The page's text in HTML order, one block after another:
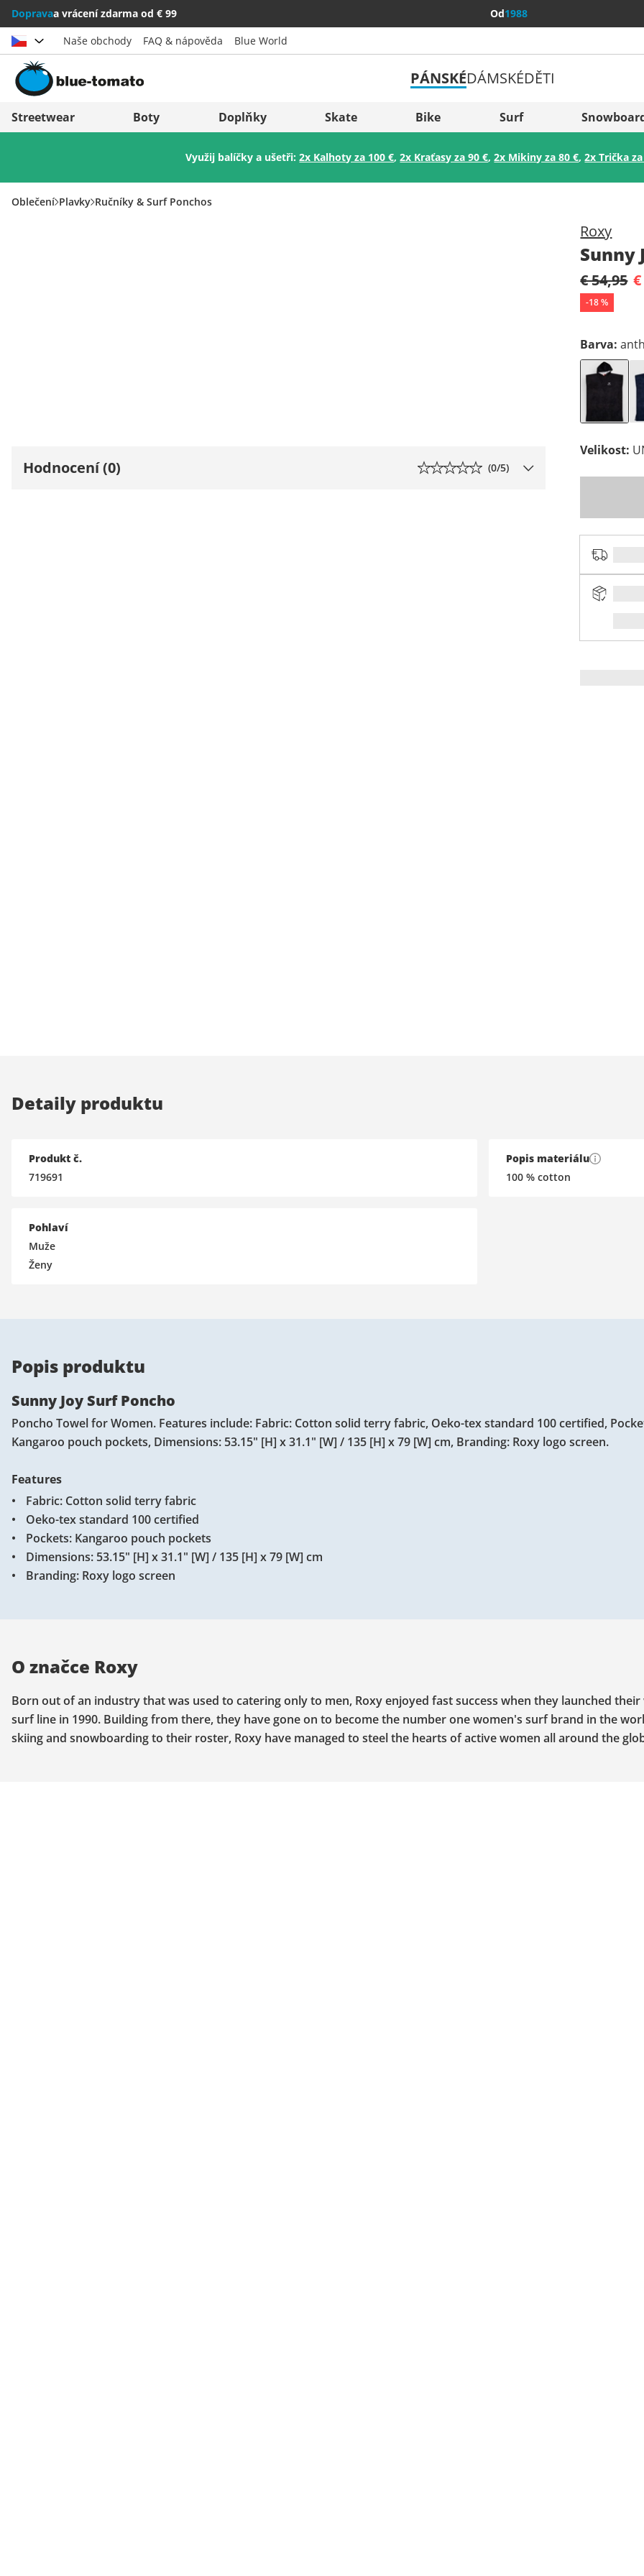
Dopravaa vrácení zdarma od € 99 Od1988
Vybrat zemi
Österreich
Italia (Italiano)
Italien (Deutsch)
Slovenija
België (Nederlands)
Naše obchody FAQ & nápověda Blue World
PÁNSKÉDÁMSKÉDĚTI
Streetwear Boty Doplňky Skate Bike Surf
Využij balíčky a ušetři:2x Kalhoty za 100 €,2x Kraťasy za 90 €,2x Mikiny za 80 €,2x Trička
Oblečení Plavky Ručníky & Surf Ponchos
Roxy
Sunny
€ 54,95
-18%
Barva:
Velikost:
Hodnocení (0) (0/5)
Detaily produktu
Produkt č.
719691
Pohlaví
Muže
Ženy
Popis materiálu
100 % cotton
Popis produktu
Sunny Joy Surf Poncho
Poncho Towel for Women. Features include: Fabric: Cotton solid terry fabric, Oeko-tex standard 100 certified,
Kangaroo pouch pockets, Dimensions: 53.15" [H] x 31.1" [W] / 135 [H] x 79 [W] cm, Branding: Roxy logo screen.
Features
Fabric: Cotton solid terry fabric
Oeko-tex standard 100 certified
Pockets: Kangaroo pouch pockets
Dimensions: 53.15" [H] x 31.1" [W] / 135 [H] x 79 [W] cm
Branding: Roxy logo screen
O značce Roxy
Born out of an industry that was used to catering only to men, Roxy enjoyed fast success when they launched
surf line in 1990. Building from there, they have gone on to become the number one women's surf brand in the
skiing and snowboarding to their roster, Roxy have managed to steel the hearts of active women all around the